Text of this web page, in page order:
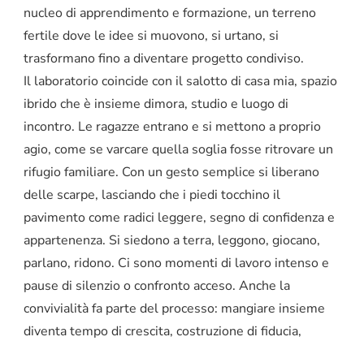
nucleo di apprendimento e formazione, un terreno
fertile dove le idee si muovono, si urtano, si
trasformano fino a diventare progetto condiviso.
Il laboratorio coincide con il salotto di casa mia, spazio
ibrido che è insieme dimora, studio e luogo di
incontro. Le ragazze entrano e si mettono a proprio
agio, come se varcare quella soglia fosse ritrovare un
rifugio familiare. Con un gesto semplice si liberano
delle scarpe, lasciando che i piedi tocchino il
pavimento come radici leggere, segno di confidenza e
appartenenza. Si siedono a terra, leggono, giocano,
parlano, ridono. Ci sono momenti di lavoro intenso e
pause di silenzio o confronto acceso. Anche la
convivialità fa parte del processo: mangiare insieme
diventa tempo di crescita, costruzione di fiducia,